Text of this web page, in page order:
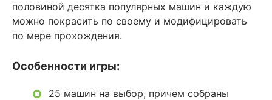
половиной десятка популярных машин и каждую
можно покрасить по своему и модифицировать
по мере прохождения.
Особенности игры:
25 машин на выбор, причем собраны